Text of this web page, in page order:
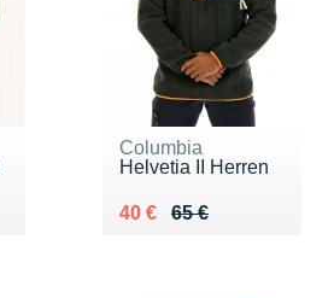
Columbia
Helvetia II Herren
65 €
Au lieu de 65 €
40 €
Vendu 40 €